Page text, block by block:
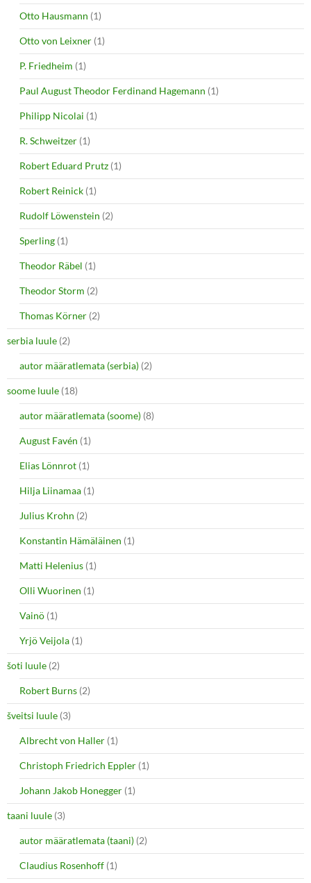
Otto Hausmann (1)
Otto von Leixner (1)
P. Friedheim (1)
Paul August Theodor Ferdinand Hagemann (1)
Philipp Nicolai (1)
R. Schweitzer (1)
Robert Eduard Prutz (1)
Robert Reinick (1)
Rudolf Löwenstein (2)
Sperling (1)
Theodor Räbel (1)
Theodor Storm (2)
Thomas Körner (2)
serbia luule (2)
autor määratlemata (serbia) (2)
soome luule (18)
autor määratlemata (soome) (8)
August Favén (1)
Elias Lönnrot (1)
Hilja Liinamaa (1)
Julius Krohn (2)
Konstantin Hämäläinen (1)
Matti Helenius (1)
Olli Wuorinen (1)
Vainö (1)
Yrjö Veijola (1)
šoti luule (2)
Robert Burns (2)
šveitsi luule (3)
Albrecht von Haller (1)
Christoph Friedrich Eppler (1)
Johann Jakob Honegger (1)
taani luule (3)
autor määratlemata (taani) (2)
Claudius Rosenhoff (1)